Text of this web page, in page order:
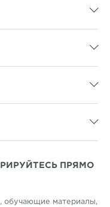




ПРЯМО
обучающие материалы,